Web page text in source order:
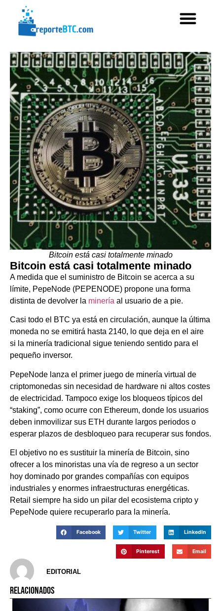
Bitcoin está casi totalmente minado
Bitcoin está casi totalmente minado
A medida que el suministro de Bitcoin se acerca a su
límite, PepeNode (PEPENODE) propone una forma
distinta de devolver la minería al usuario de a pie.
Casi todo el BTC ya está en circulación, aunque la última
moneda no se emitirá hasta 2140, lo que deja en el aire
si la minería tradicional sigue teniendo sentido para el
pequeño inversor.
PepeNode lanza el primer juego de minería virtual de
criptomonedas sin necesidad de hardware ni altos costes
de electricidad. Tampoco exige los bloqueos típicos del
“staking”, como ocurre con Ethereum, donde los usuarios
deben inmovilizar sus ETH durante largos periodos o
esperar plazos de desbloqueo para recuperar sus fondos.
El objetivo no es sustituir la minería de Bitcoin, sino
ofrecer a los minoristas una vía de regreso a un sector
hoy dominado por grandes compañías con equipos
industriales y enormes infraestructuras energéticas.
Retail siempre ha sido un pilar del ecosistema cripto y
PepeNode quiere recuperarlo para la minería.
Facebook Twitter LinkedIn
Pinterest Email
EDITORIAL
RELACIONADOS